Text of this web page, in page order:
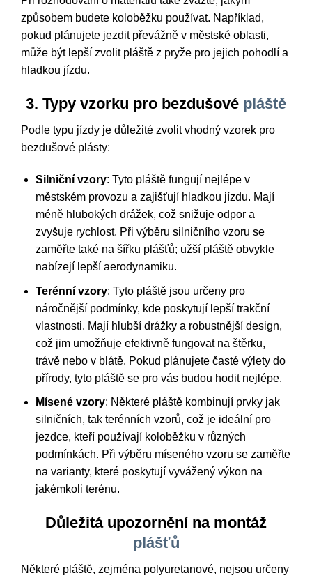
způsobem budete koloběžku používat. Například,
pokud plánujete jezdit převážně v městské oblasti,
může být lepší zvolit pláště z pryže pro jejich pohodlí a
hladkou jízdu.
3. Typy vzorku pro bezdušové pláště
Podle typu jízdy je důležité zvolit vhodný vzorek pro
bezdušové plásty:
Silniční vzory: Tyto pláště fungují nejlépe v
městském provozu a zajišťují hladkou jízdu. Mají
méně hlubokých drážek, což snižuje odpor a
zvyšuje rychlost. Při výběru silničního vzoru se
zaměřte také na šířku plášťů; užší pláště obvykle
nabízejí lepší aerodynamiku.
Terénní vzory: Tyto pláště jsou určeny pro
náročnější podmínky, kde poskytují lepší trakční
vlastnosti. Mají hlubší drážky a robustnější design,
což jim umožňuje efektivně fungovat na štěrku,
trávě nebo v blátě. Pokud plánujete časté výlety do
přírody, tyto pláště se pro vás budou hodit nejlépe.
Mísené vzory: Některé pláště kombinují prvky jak
silničních, tak terénních vzorů, což je ideální pro
jezdce, kteří používají koloběžku v různých
podmínkách. Při výběru míseného vzoru se zaměřte
na varianty, které poskytují vyvážený výkon na
jakémkoli terénu.
Důležitá upozornění na montáž
plášťů
Některé pláště, zejména polyuretanové, nejsou určeny